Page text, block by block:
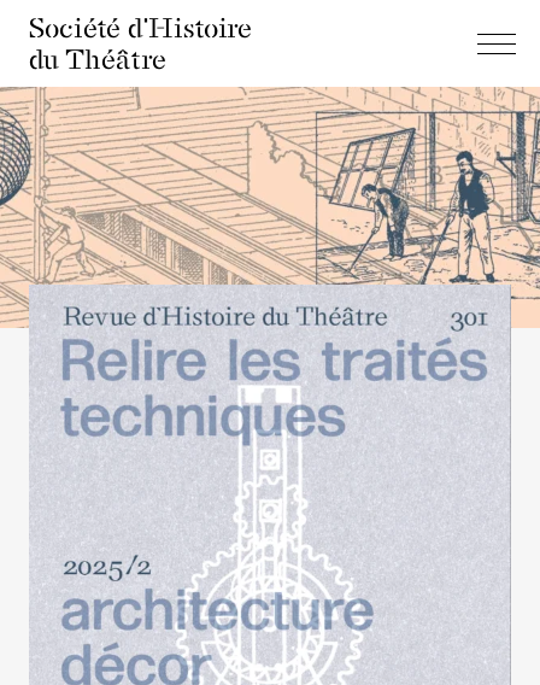
Société d'Histoire
du Théâtre